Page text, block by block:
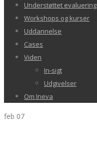
Understøttet evaluering
Workshops og kurser
Uddannelse
Cases
Viden
In-sigt
Udgivelser
Om Ineva
feb 07